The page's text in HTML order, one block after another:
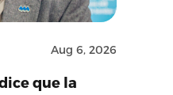
Aug 6, 2026
que la